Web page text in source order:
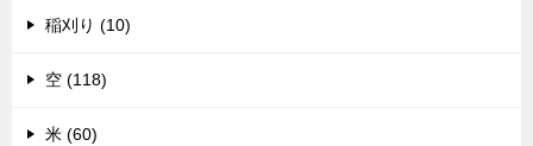
稲刈り (10)
空 (118)
米 (60)